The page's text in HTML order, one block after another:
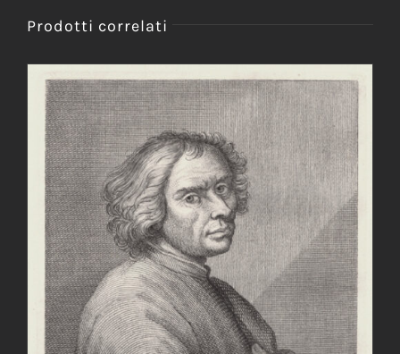
Prodotti correlati
AGGIUNGI AL CARRELLO / DETTAGLI